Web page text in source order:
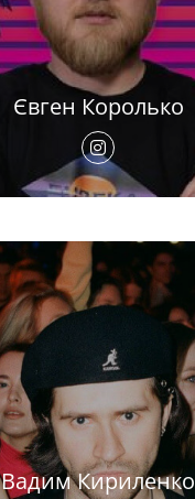
Євген Королько
Вадим Кириленко